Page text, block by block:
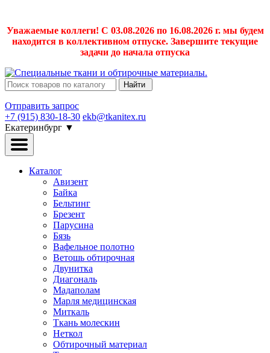
Уважаемые коллеги! С 03.08.2026 по 16.08.2026 г. мы будем
находится в коллективном отпуске. Завершите текущие
задачи до начала отпуска
Найти
Отправить запрос
+7 (915) 830-18-30 ekb@tkanitex.ru
Екатеринбург ▼
Каталог
Авизент
Байка
Бельтинг
Брезент
Парусина
Бязь
Вафельное полотно
Ветошь обтирочная
Двунитка
Диагональ
Мадаполам
Марля медицинская
Миткаль
Ткань молескин
Неткол
Обтирочный материал